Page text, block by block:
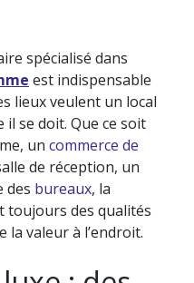
BUREAU
VITRÉES
DÉCHETS
spécialisé dans
est indispensable
lieux veulent un local
se doit. Que ce soit
un commerce de
de réception, un
des bureaux, la
toujours des qualités
valeur à l’endroit.